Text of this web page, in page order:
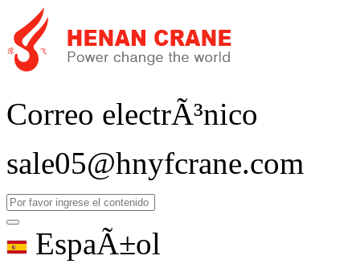
Correo electrÃ³nico
sale05@hnyfcrane.com
EspaÃ±ol